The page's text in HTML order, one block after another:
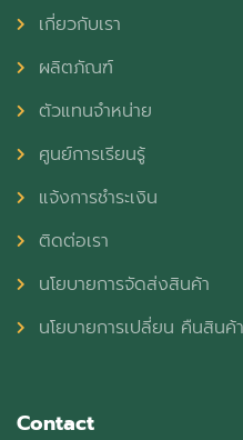
เกี่ยวกับเรา
ผลิตภัณฑ์
ตัวแทนจำหน่าย
ศูนย์การเรียนรู้
แจ้งการชำระเงิน
ติดต่อเรา
นโยบายการจัดส่งสินค้า
นโยบายการเปลี่ยน คืนสิน
Contact